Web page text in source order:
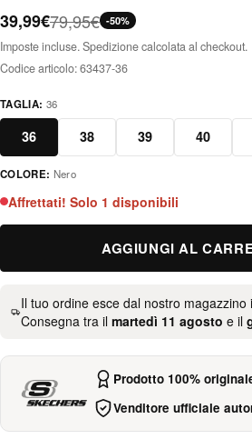
39,99€79,95€ -50%
Imposte incluse. Spedizione calcolata al checkout.
Codice articolo:63437-36
TAGLIA: 36
36 38 39 40
negro
COLORE: Nero
Affrettati! Solo 1 disponibili
AGGIUNGI AL
Il tuo ordine esce dal nostro magazzino
Consegna tra il martedì 11 agosto e il
Prodotto 100%
Venditore ufficiale